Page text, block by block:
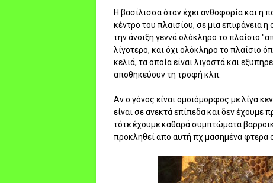
Η βασίλισσα όταν έχει ανθοφορία και η
κέντρο του πλαισίου, σε μια επιφάνεια
την άνοιξη γεννά ολόκληρο το πλαίσιο
λίγοτερο, και όχι ολόκληρο το πλαίσιο
κελιά, τα οποία είναι λιγοστά και
αποθηκεύουν τη τροφή κλπ.
Αν ο γόνος είναι ομοιόμορφος με λίγα
είναι σε ανεκτά επίπεδα και δεν έχουμε
τότε έχουμε καθαρά συμπτώματα
προκληθεί απο αυτή πχ μασημένα φτερά